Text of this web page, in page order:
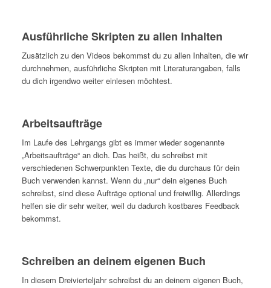
Ausführliche Skripten zu allen Inhalten
Zusätzlich zu den Videos bekommst du zu allen Inhalten, die wir
durchnehmen, ausführliche Skripten mit Literaturangaben, falls
du dich irgendwo weiter einlesen möchtest.
Arbeitsaufträge
Im Laufe des Lehrgangs gibt es immer wieder sogenannte
„Arbeitsaufträge“ an dich. Das heißt, du schreibst mit
verschiedenen Schwerpunkten Texte, die du durchaus für dein
Buch verwenden kannst. Wenn du „nur“ dein eigenes Buch
schreibst, sind diese Aufträge optional und freiwillig. Allerdings
helfen sie dir sehr weiter, weil du dadurch kostbares Feedback
bekommst.
Schreiben an deinem eigenen Buch
In diesem Dreivierteljahr schreibst du an deinem eigenen Buch,